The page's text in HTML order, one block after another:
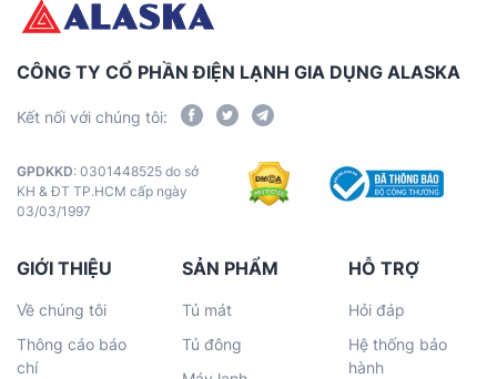
CÔNG TY CỔ PHẦN ĐIỆN LẠNH GIA DỤNG ALASKA
Kết nối với chúng tôi:
GPDKKD: 0301448525 do sở
KH & ĐT TP.HCM cấp ngày
03/03/1997
GIỚI THIỆU
Về chúng tôi
Thông cáo báo
chí
SẢN PHẨM
Tủ mát
Tủ đông
HỖ TRỢ
Hỏi đáp
Hệ thống bảo
hành